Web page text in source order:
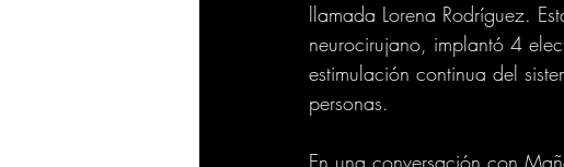
llamada Lorena Rodríguez.
neurocirujano, implantó 4
estimulación continua del
personas.